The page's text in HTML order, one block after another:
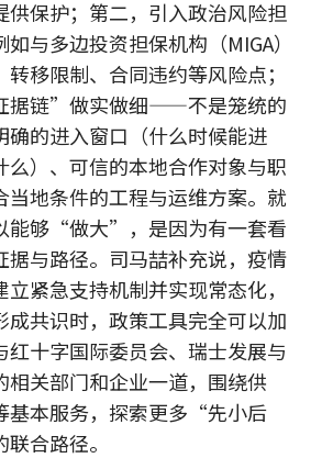
供保护；第二，引入政治风险担
与多边投资担保机构（MIGA）
移限制、合同违约等风险点；
据链”做实做细——不是笼统的
确的进入窗口（什么时候能进
么）、可信的本地合作对象与职
当地条件的工程与运维方案。就
能够“做大”，是因为有一套看
据与路径。司马喆补充说，疫情
紧急支持机制并实现常态化，
成共识时，政策工具完全可以加
红十字国际委员会、瑞士发展与
相关部门和企业一道，围绕供
基本服务，探索更多“先小后
合路径。